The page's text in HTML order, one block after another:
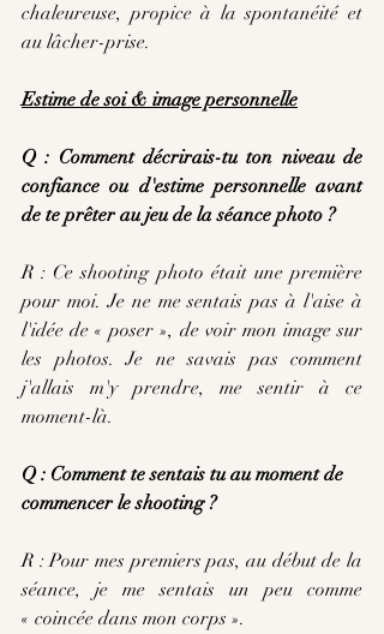
chaleureuse, propice à la spontanéité et
au lâcher-prise.
Estime de soi & image personnelle
Q : Comment décrirais-tu ton niveau de
confiance ou d'estime personnelle avant
de te prêter au jeu de la séance photo ?
R : Ce shooting photo était une première
pour moi. Je ne me sentais pas à l'aise à
l'idée de « poser », de voir mon image sur
les photos. Je ne savais pas comment
j'allais m'y prendre, me sentir à ce
moment-là.
Q : Comment te sentais tu au moment de
commencer le shooting ?
R : Pour mes premiers pas, au début de la
séance, je me sentais un peu comme
« coincée dans mon corps ».